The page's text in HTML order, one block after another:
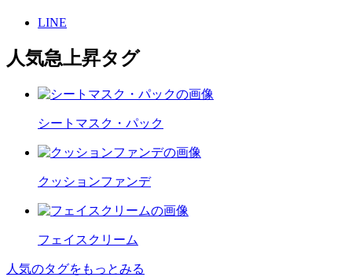
LINE
人気急上昇タグ
シートマスク・パック
クッションファンデ
フェイスクリーム
人気のタグをもっとみる